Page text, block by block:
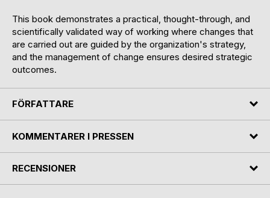
This book demonstrates a practical, thought-through, and
scientifically validated way of working where changes that
are carried out are guided by the organization's strategy,
and the management of change ensures desired strategic
outcomes.
FÖRFATTARE
KOMMENTARER I PRESSEN
RECENSIONER